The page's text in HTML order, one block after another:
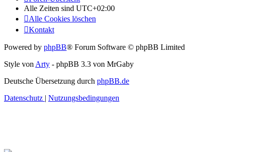
Alle Zeiten sind UTC+02:00
Alle Cookies löschen
Kontakt
Powered by phpBB® Forum Software © phpBB Limited
Style von Arty - phpBB 3.3 von MrGaby
Deutsche Übersetzung durch phpBB.de
Datenschutz | Nutzungsbedingungen